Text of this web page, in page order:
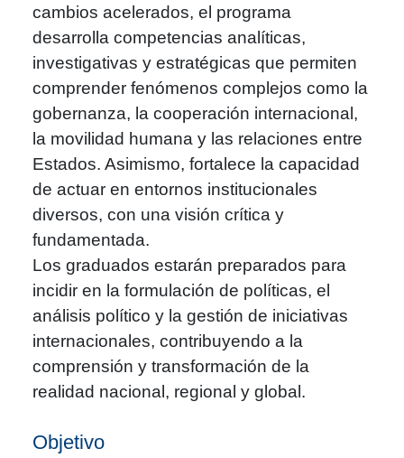
cambios acelerados, el programa
desarrolla competencias analíticas,
investigativas y estratégicas que permiten
comprender fenómenos complejos como la
gobernanza, la cooperación internacional,
la movilidad humana y las relaciones entre
Estados. Asimismo, fortalece la capacidad
de actuar en entornos institucionales
diversos, con una visión crítica y
fundamentada.
Los graduados estarán preparados para
incidir en la formulación de políticas, el
análisis político y la gestión de iniciativas
internacionales, contribuyendo a la
comprensión y transformación de la
realidad nacional, regional y global.
Objetivo